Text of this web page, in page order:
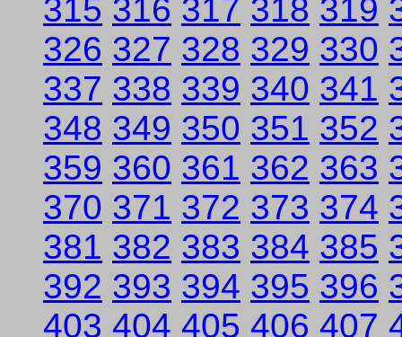
315 316 317 318 319
326 327 328 329 330
337 338 339 340 341
348 349 350 351 352
359 360 361 362 363
370 371 372 373 374
381 382 383 384 385
392 393 394 395 396
403 404 405 406 407